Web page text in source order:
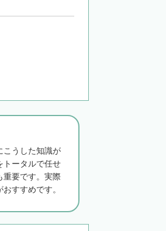
こうした知識が
トータルで任せ
重要です。実際
すすめです。